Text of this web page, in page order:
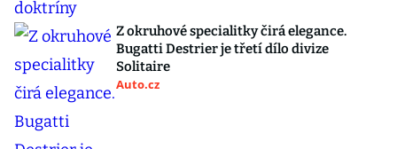
Z okruhové specialitky čirá elegance.
Bugatti Destrier je třetí dílo divize
Solitaire
Auto.cz